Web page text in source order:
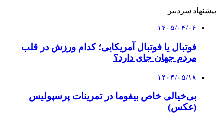
پیشنهاد سردبیر
۱۴۰۵/۰۴/۰۴
فوتبال یا فوتبال آمریکایی؛ کدام ورزش در قلب
مردم جهان جای دارد؟
۱۴۰۴/۰۵/۱۸
بی‌خیالی خاص بیفوما در تمرینات پرسپولیس
(عکس)